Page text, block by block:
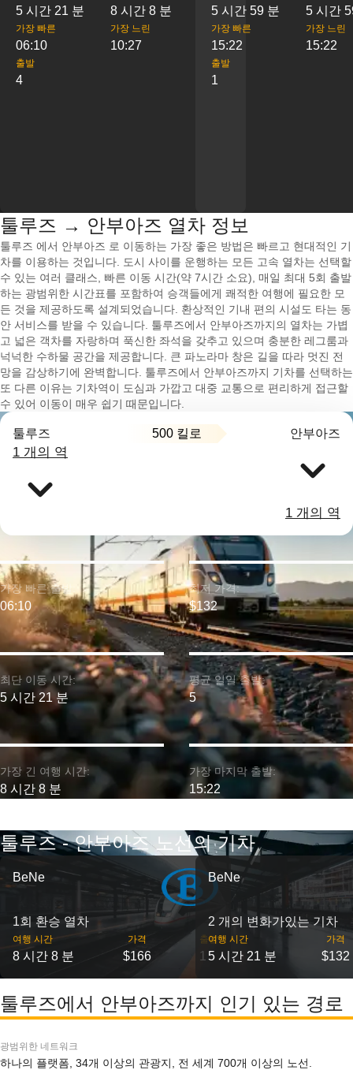
5 시간 21 분 8 시간 8 분
가장 빠른
06:10
가장 느린
10:27
출발
4
5 시간 59 분 5 시간
가장 빠른
15:22
가장 느린
15:22
출발
1
툴루즈 → 안부아즈 열차 정보
툴루즈 에서 안부아즈 로 이동하는 가장 좋은 방법은 빠르고 현대적인 기
차를 이용하는 것입니다. 도시 사이를 운행하는 모든 고속 열차는 선택할
수 있는 여러 클래스, 빠른 이동 시간(약 7시간 소요), 매일 최대 5회 출발
하는 광범위한 시간표를 포함하여 승객들에게 쾌적한 여행에 필요한 모
든 것을 제공하도록 설계되었습니다. 환상적인 기내 편의 시설도 타는 동
안 서비스를 받을 수 있습니다. 툴루즈에서 안부아즈까지의 열차는 가볍
고 넓은 객차를 자랑하며 푹신한 좌석을 갖추고 있으며 충분한 레그룸과
넉넉한 수하물 공간을 제공합니다. 큰 파노라마 창은 길을 따라 멋진 전
망을 감상하기에 완벽합니다. 툴루즈에서 안부아즈까지 기차를 선택하는
또 다른 이유는 기차역이 도심과 가깝고 대중 교통으로 편리하게 접근할
수 있어 이동이 매우 쉽기 때문입니다.
툴루즈 500 킬로 안부아즈
1 개의 역
1 개의 역
최단 이동 시간:
5 시간 21 분
가장 빠른 출발:
06:10
가장 긴 여행 시간:
8 시간 8 분
최저 가격:
$132
평균 일일 출발:
5
가장 마지막 출발:
15:22
툴루즈 - 안부아즈 노선의 기차
BeNe
1회 환승 열차
여행 시간
8 시간 8 분
가격
$166
출발
1
BeNe
2 개의 변화가있는 기차
여행 시간
5 시간 21 분
가격
$132
툴루즈에서 안부아즈까지 인기 있는 경로
광범위한 네트워크
하나의 플랫폼, 34개 이상의 관광지, 전 세계 700개 이상의 노선.